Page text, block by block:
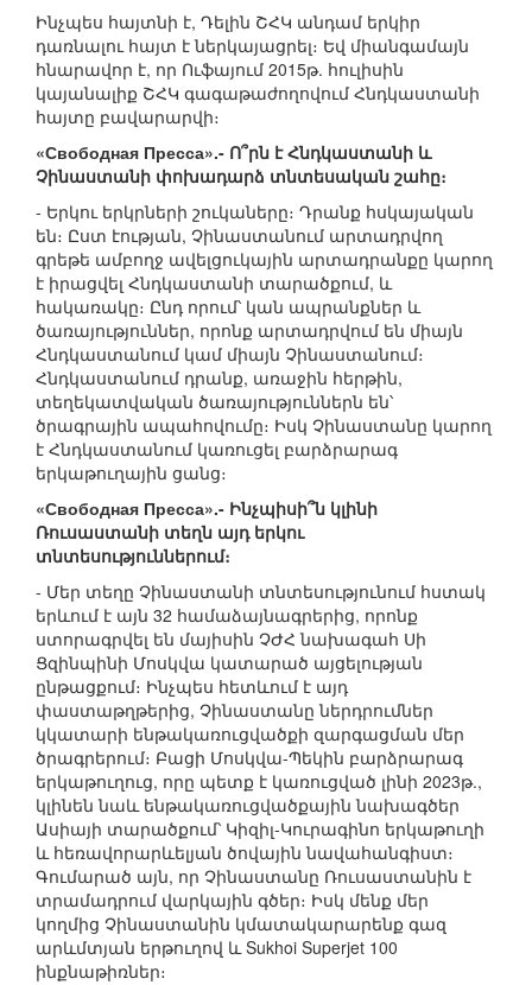
Ինչպես հայտնի է, Դելին ՇՀԿ անդամ երկիր
դառնալու հայտ է ներկայացրել։ Եվ միանգամայն
հնարավոր է, որ Ուֆայում 2015թ. հուլիսին
կայանալիք ՇՀԿ գագաթաժողովում Հնդկաստանի
հայտը բավարարվի։
«Свободная Пресса».- Ո՞րն է Հնդկաստանի և
Չինաստանի փոխադարձ տնտեսական շահը։
- Երկու երկրների շուկաները։ Դրանք հսկայական
են։ Ըստ էության, Չինաստանում արտադրվող
գրեթե ամբողջ ավելցուկային արտադրանքը կարող
է իրացվել Հնդկաստանի տարածքում, և
հակառակը։ Ընդ որում՝ կան ապրանքներ և
ծառայություններ, որոնք արտադրվում են միայն
Հնդկաստանում կամ միայն Չինաստանում։
Հնդկաստանում դրանք, առաջին հերթին,
տեղեկատվական ծառայություններն են՝
ծրագրային ապահովումը։ Իսկ Չինաստանը կարող
է Հնդկաստանում կառուցել բարձրարագ
երկաթուղային ցանց։
«Свободная Пресса».- Ինչպիսի՞ն կլինի
Ռուսաստանի տեղն այդ երկու
տնտեսություններում։
- Մեր տեղը Չինաստանի տնտեսությունում հստակ
երևում է այն 32 համաձայնագրերից, որոնք
ստորագրվել են մայիսին ՉԺՀ նախագահ Սի
Ցզինպինի Մոսկվա կատարած այցելության
ընթացքում։ Ինչպես հետևում է այդ
փաստաթղթերից, Չինաստանը ներդրումներ
կկատարի ենթակառուցվածքի զարգացման մեր
ծրագրերում։ Բացի Մոսկվա-Պեկին բարձրարագ
երկաթուղուց, որը պետք է կառուցված լինի 2023թ.,
կլինեն նաև ենթակառուցվածքային նախագծեր
Ասիայի տարածքում՝ Կիզիլ-Կուրագինո երկաթուղի
և հեռավորարևելյան ծովային նավահանգիստ։
Գումարած այն, որ Չինաստանը Ռուսաստանին է
տրամադրում վարկային գծեր։ Իսկ մենք մեր
կողմից Չինաստանին կմատակարարենք գազ
արևմտյան երթուղով և Sukhoi Superjet 100
ինքնաթիռներ։